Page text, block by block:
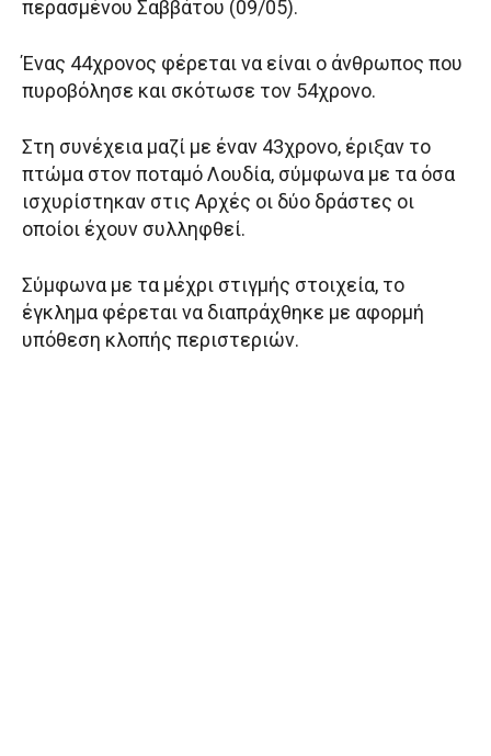
περασμένου Σαββάτου (09/05).
Ένας 44χρονος φέρεται να είναι ο άνθρωπος που
πυροβόλησε και σκότωσε τον 54χρονο.
Στη συνέχεια μαζί με έναν 43χρονο, έριξαν το
πτώμα στον ποταμό Λουδία, σύμφωνα με τα όσα
ισχυρίστηκαν στις Αρχές οι δύο δράστες οι
οποίοι έχουν συλληφθεί.
Σύμφωνα με τα μέχρι στιγμής στοιχεία, το
έγκλημα φέρεται να διαπράχθηκε με αφορμή
υπόθεση κλοπής περιστεριών.